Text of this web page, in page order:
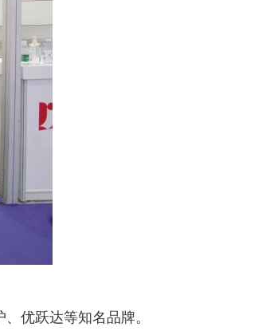
优跃达等知名品牌。